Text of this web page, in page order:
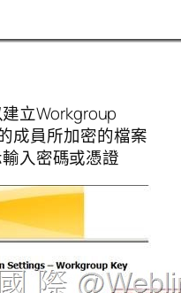
立Workgroup
成員所加密的檔案
入密碼或憑證